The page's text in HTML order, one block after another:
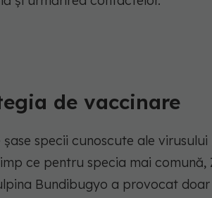
de vaccinare
șase specii cunoscute ale
ce pentru specia mai
Bundibugyo a provocat